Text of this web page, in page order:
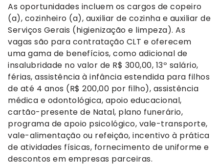
As oportunidades incluem os cargos de copeiro
(a), cozinheiro (a), auxiliar de cozinha e auxiliar de
Serviços Gerais (higienização e limpeza). As
vagas são para contratação CLT e oferecem
uma gama de benefícios, como adicional de
insalubridade no valor de R$ 300,00, 13º salário,
férias, assistência à infância estendida para filhos
de até 4 anos (R$ 200,00 por filho), assistência
médica e odontológica, apoio educacional,
cartão-presente de Natal, plano funerário,
programa de apoio psicológico, vale-transporte,
vale-alimentação ou refeição, incentivo à prática
de atividades físicas, fornecimento de uniforme e
descontos em empresas parceiras.